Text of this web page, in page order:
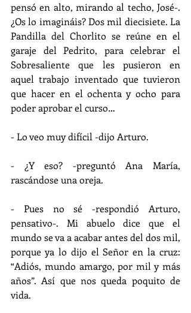
pensó en alto, mirando al techo, José-.
¿Os lo imagináis? Dos mil diecisiete. La
Pandilla del Chorlito se reúne en el
garaje del Pedrito, para celebrar el
Sobresaliente que les pusieron en
aquel trabajo inventado que tuvieron
que hacer en el ochenta y ocho para
poder aprobar el curso…
- Lo veo muy difícil -dijo Arturo.
- ¿Y eso? -preguntó Ana María,
rascándose una oreja.
- Pues no sé -respondió Arturo,
pensativo-. Mi abuelo dice que el
mundo se va a acabar antes del dos mil,
porque ya lo dijo el Señor en la cruz:
“Adiós, mundo amargo, por mil y más
años”. Así que nos queda poquito de
vida.